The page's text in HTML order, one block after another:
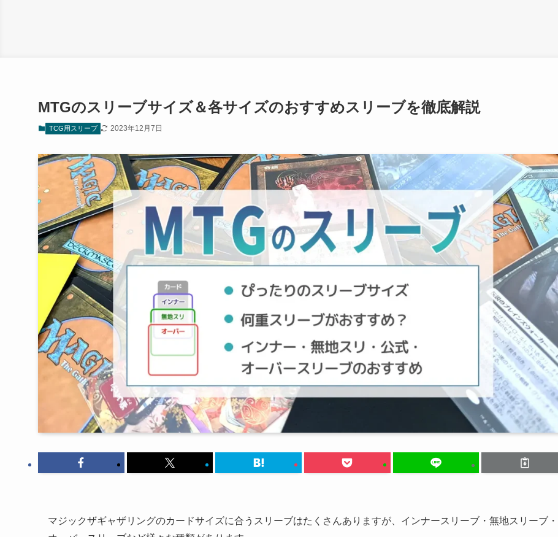
MTGのスリーブサイズ＆各サイズのおすすめスリーブを徹底解説
TCG用スリーブ 2023年12月7日
マジックザギャザリングのカードサイズに合うスリーブはたくさんありますが、インナースリーブ・無地スリーブ・